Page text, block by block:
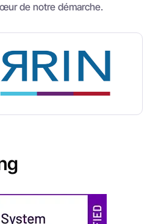
de notre démarche.